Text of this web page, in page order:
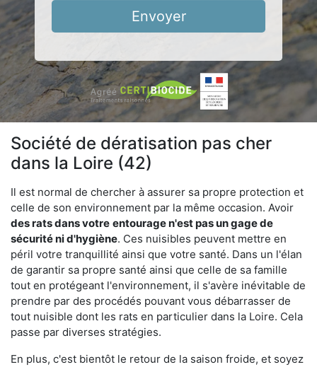
Envoyer
Société de dératisation pas cher
dans la Loire (42)
Il est normal de chercher à assurer sa propre protection et
celle de son environnement par la même occasion. Avoir
des rats dans votre entourage n'est pas un gage de
sécurité ni d'hygiène. Ces nuisibles peuvent mettre en
péril votre tranquillité ainsi que votre santé. Dans un l'élan
de garantir sa propre santé ainsi que celle de sa famille
tout en protégeant l'environnement, il s'avère inévitable de
prendre par des procédés pouvant vous débarrasser de
tout nuisible dont les rats en particulier dans la Loire. Cela
passe par diverses stratégies.
En plus, c'est bientôt le retour de la saison froide, et soyez